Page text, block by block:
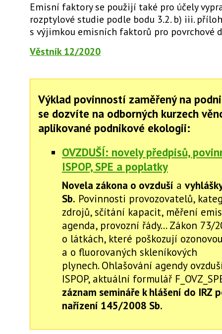
Emisní faktory se použijí také pro účely
rozptylové studie podle bodu 3.2. b) iii.
s výjimkou emisních faktorů pro povrchové
Věstník 12/2020
Výklad povinností zaměřený na
se dozvíte na odborných kurzech
aplikované podnikové ekologii:
OVZDUŠÍ: novely předpisů,
ISPOP, SPE a poplatky
Novela zákona o ovzduší a
Sb. Povinnosti provozovatelů,
zdrojů, sčítání kapacit, měření
agenda, provozní řády... Zákon 73/
o látkách, které poškozují
a o fluorovaných skleníkových
plynech. Ohlašování agendy
ISPOP, aktuální formulář
záznam semináře k hlášení do IRZ
nařízení 145/2008 Sb.